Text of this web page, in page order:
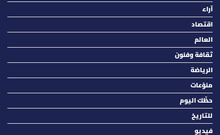
آراء
اقتصاد
العالم
ثقافة وفنون
الرياضة
منوّعات
حظّك اليوم
للتاريخ
فيديو